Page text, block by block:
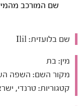
שם המורכב
שם בלועזית:
מין: בת
מקור השם: השפה
קטגוריות: טרנדי,